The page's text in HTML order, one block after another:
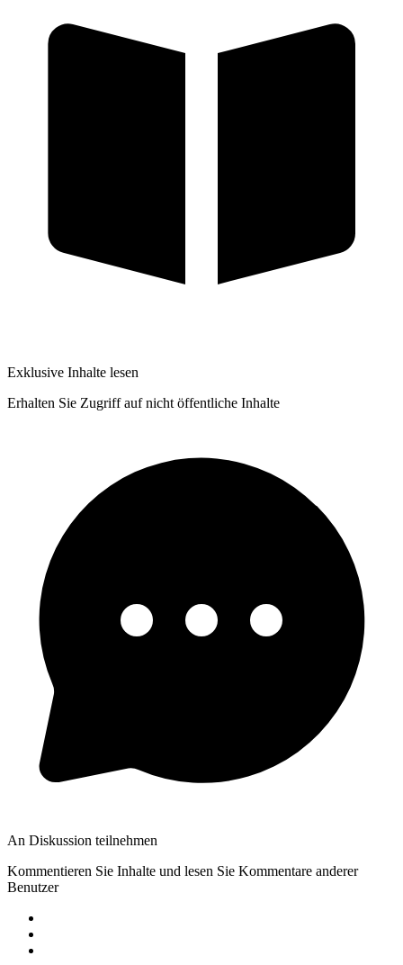
Exklusive Inhalte lesen
Erhalten Sie Zugriff auf nicht öffentliche Inhalte
An Diskussion teilnehmen
Kommentieren Sie Inhalte und lesen Sie Kommentare anderer
Benutzer